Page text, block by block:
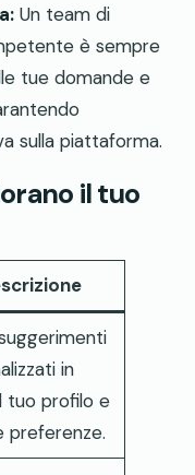
Un team di
è sempre
tue domande e
sulla piattaforma.
il tuo
in
tuo profilo e
preferenze.